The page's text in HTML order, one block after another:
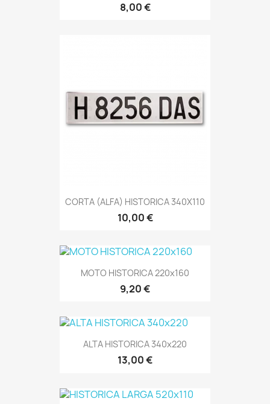
8,00 €
CORTA (ALFA) HISTORICA 340X110
10,00 €
MOTO HISTORICA 220x160
9,20 €
ALTA HISTORICA 340x220
13,00 €